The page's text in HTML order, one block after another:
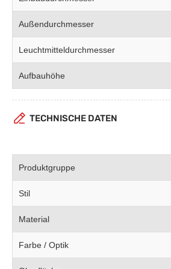
Außendurchmesser
Leuchtmitteldurchmesser
Aufbauhöhe
TECHNISCHE DATEN
Produktgruppe
Stil
Material
Farbe / Optik